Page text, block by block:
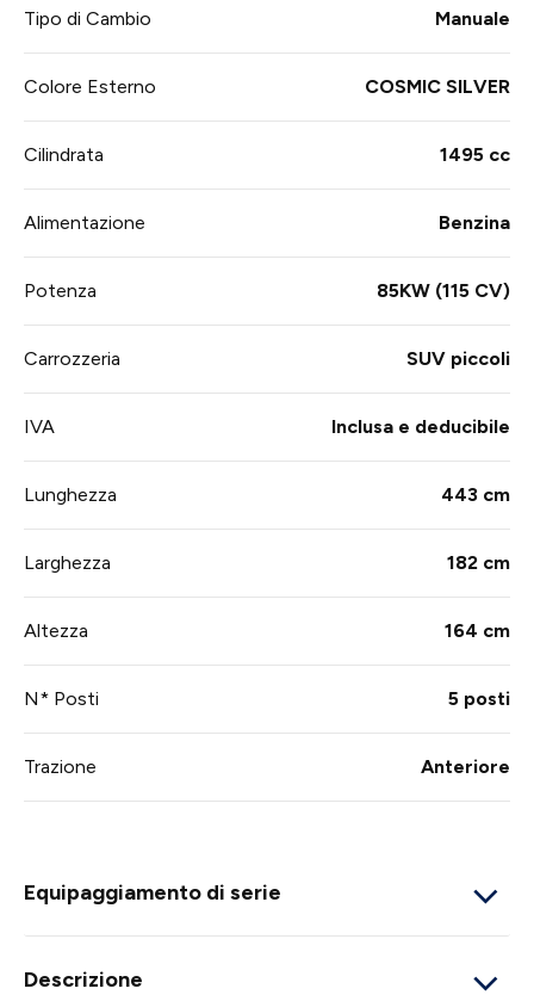
Tipo di Cambio Manuale
Colore Esterno COSMIC SILVER
Cilindrata 1495 cc
Alimentazione Benzina
Potenza 85KW (115 CV)
Carrozzeria SUV piccoli
IVA Inclusa e deducibile
Lunghezza 443 cm
Larghezza 182 cm
Altezza 164 cm
N* Posti 5 posti
Trazione Anteriore
Equipaggiamento di serie
Descrizione